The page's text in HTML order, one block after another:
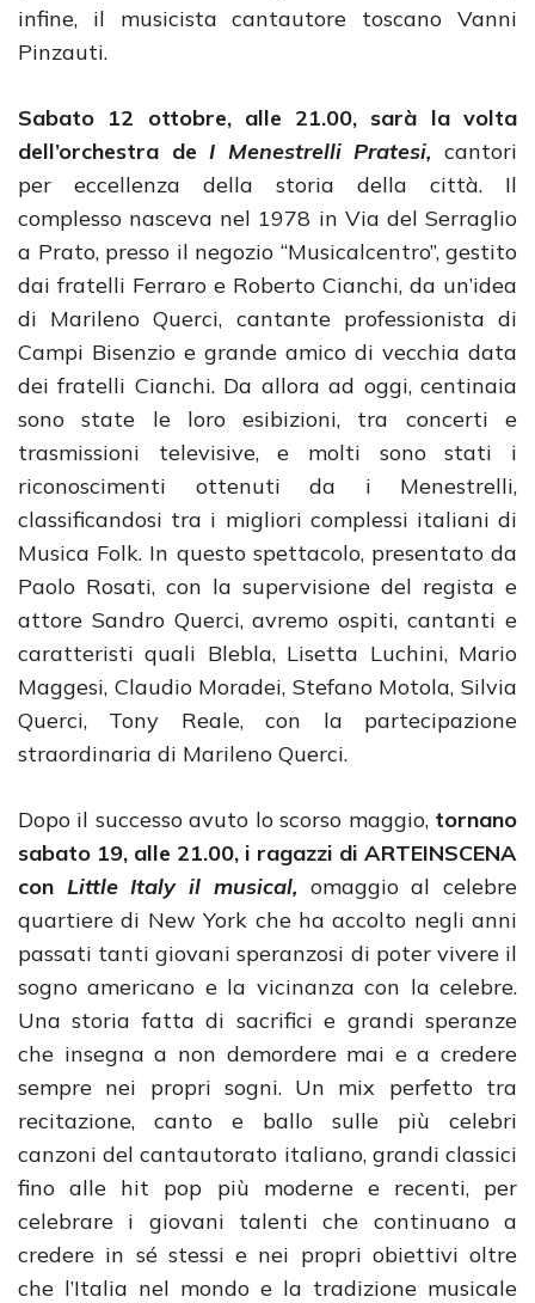
infine, il musicista cantautore toscano Vanni
Pinzauti.
Sabato 12 ottobre, alle 21.00, sarà la volta
dell’orchestra deI Menestrelli Pratesi,cantori
per eccellenza della storia della città. Il
complesso nasceva nel 1978 in Via del Serraglio
a Prato, presso il negozio “Musicalcentro”, gestito
dai fratelli Ferraro e Roberto Cianchi, da un’idea
di Marileno Querci, cantante professionista di
Campi Bisenzio e grande amico di vecchia data
dei fratelli Cianchi. Da allora ad oggi, centinaia
sono state le loro esibizioni, tra concerti e
trasmissioni televisive, e molti sono stati i
riconoscimenti ottenuti da i Menestrelli,
classificandosi tra i migliori complessi italiani di
Musica Folk. In questo spettacolo, presentato da
Paolo Rosati, con la supervisione del regista e
attore Sandro Querci, avremo ospiti, cantanti e
caratteristi quali Blebla, Lisetta Luchini, Mario
Maggesi, Claudio Moradei, Stefano Motola, Silvia
Querci, Tony Reale, con la partecipazione
straordinaria di Marileno Querci.
Dopo il successo avuto lo scorso maggio, tornano
sabato 19, alle 21.00, i ragazzi di ARTEINSCENA
con Little Italy il musical, omaggio al celebre
quartiere di New York che ha accolto negli anni
passati tanti giovani speranzosi di poter vivere il
sogno americano e la vicinanza con la celebre.
Una storia fatta di sacrifici e grandi speranze
che insegna a non demordere mai e a credere
sempre nei propri sogni. Un mix perfetto tra
recitazione, canto e ballo sulle più celebri
canzoni del cantautorato italiano, grandi classici
fino alle hit pop più moderne e recenti, per
celebrare i giovani talenti che continuano a
credere in sé stessi e nei propri obiettivi oltre
che l’Italia nel mondo e la tradizione musicale